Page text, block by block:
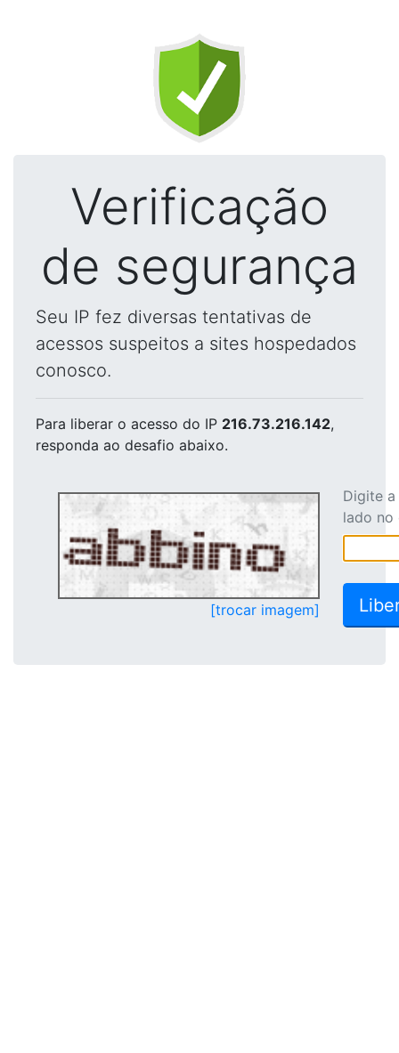
Verificação
de segurança
Seu IP fez diversas tentativas de
acessos suspeitos a sites hospedados
conosco.
Para liberar o acesso do IP 216.73.216.142,
responda ao desafio abaixo.
[trocar imagem]
Digite
lado no